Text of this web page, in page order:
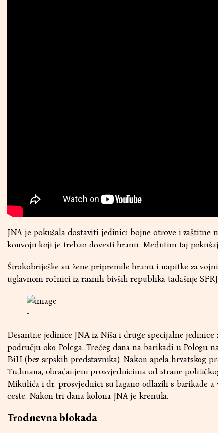
JNA je pokušala dostaviti jedinici bojne otrove i zaštitne
konvoju koji je trebao dovesti hranu. Međutim taj
Širokobriješke su žene pripremile hranu i napitke za
uglavnom ročnici iz raznih bivših republika tadašnje
-
Desantne jedinice JNA iz Niša i druge specijalne jedinice
području oko Pologa. Trećeg dana na barikadi u Pologu
BiH (bez srpskih predstavnika). Nakon apela hrvatskog
Tuđmana, obraćanjem prosvjednicima od strane
Mikulića i dr. prosvjednici su lagano odlazili s barikade a
ceste. Nakon tri dana kolona JNA je krenula.
Trodnevna blokada